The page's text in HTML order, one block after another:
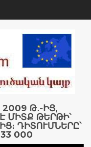
Թ․-ԻՑ,
ՄԻՏՔ ԹԵՐԹԻ՝
ԴԻՏՈՒՄՆԵՐԸ՝
000